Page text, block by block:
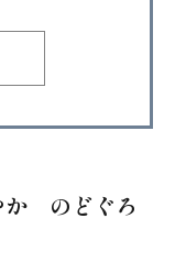
のどぐろ